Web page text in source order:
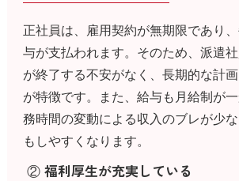
正社員は、雇用契約が無期限であり
与が支払われます。そのため、派遣
が終了する不安がなく、長期的な計
が特徴です。また、給与も月給制が
務時間の変動による収入のブレが少
もしやすくなります。
② 福利厚生が充実している